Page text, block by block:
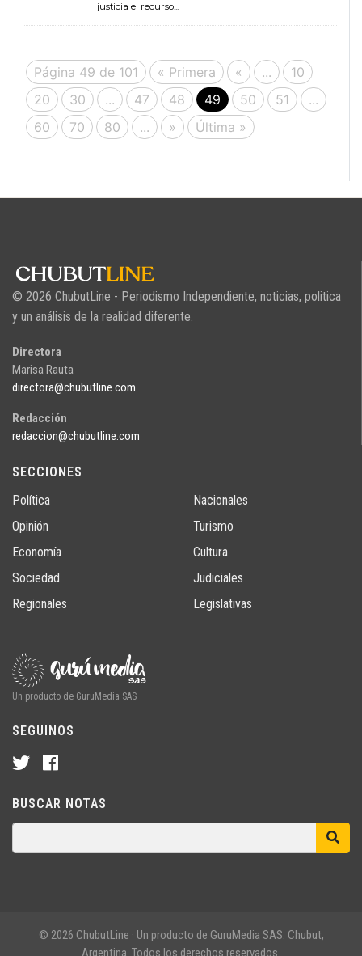
justicia el recurso...
Página 49 de 101 « Primera « ...
10
20
30 ... 47 48 49 50 51
...
60
70 80 ... » Última »
© 2026 ChubutLine - Periodismo Independiente, noticias, politica
y un análisis de la realidad diferente.
Directora
Marisa Rauta
directora@chubutline.com
Redacción
redaccion@chubutline.com
SECCIONES
Política
Opinión
Economía
Sociedad
Regionales
Nacionales
Turismo
Cultura
Judiciales
Legislativas
Un producto de GuruMedia SAS
SEGUINOS
BUSCAR NOTAS
© 2026 ChubutLine · Un producto de GuruMedia SAS. Chubut,
Argentina. Todos los derechos reservados.